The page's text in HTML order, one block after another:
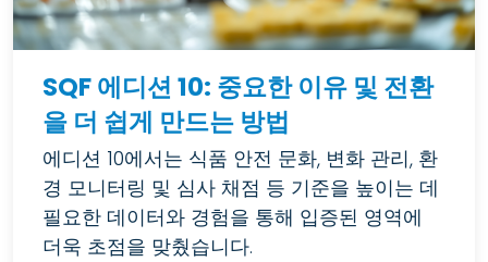
SQF 에디션 10: 중요한 이유 및 전환
을 더 쉽게 만드는 방법
에디션 10에서는 식품 안전 문화, 변화 관리, 환
경 모니터링 및 심사 채점 등 기준을 높이는 데
필요한 데이터와 경험을 통해 입증된 영역에
더욱 초점을 맞췄습니다.